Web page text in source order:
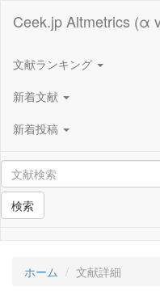
Ceek.jp Altmetrics (α
文献ランキング
新着文献
新着投稿
検索
ホーム 文献詳細